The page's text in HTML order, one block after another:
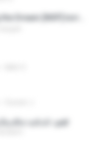
ยงพี่ชายทั้งห้า.pdf